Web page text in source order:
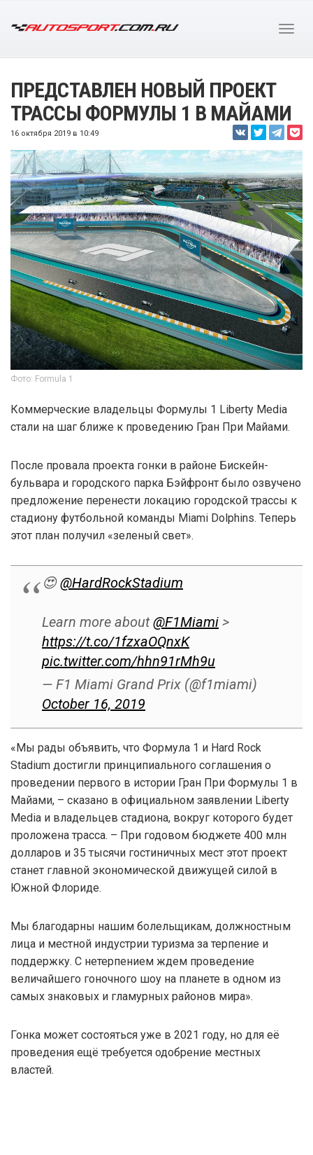
ПРЕДСТАВЛЕН НОВЫЙ ПРОЕКТ
ТРАССЫ ФОРМУЛЫ 1 В МАЙАМИ
16 октября 2019 в 10:49
Фото: Formula 1
Коммерческие владельцы Формулы 1 Liberty Media
стали на шаг ближе к проведению Гран При Майами.
После провала проекта гонки в районе Бискейн-
бульвара и городского парка Бэйфронт было озвучено
предложение перенести локацию городской трассы к
стадиону футбольной команды Miami Dolphins. Теперь
этот план получил «зеленый свет».
😍@HardRockStadium
Learn more about@F1Miami >
https://t.co/1fzxaOQnxK
pic.twitter.com/hhn91rMh9u
— F1 Miami Grand Prix (@f1miami)
October 16, 2019
«Мы рады объявить, что Формула 1 и Hard Rock
Stadium достигли принципиального соглашения о
проведении первого в истории Гран При Формулы 1 в
Майами, – сказано в официальном заявлении Liberty
Media и владельцев стадиона, вокруг которого будет
проложена трасса. – При годовом бюджете 400 млн
долларов и 35 тысячи гостиничных мест этот проект
станет главной экономической движущей силой в
Южной Флориде.
Мы благодарны нашим болельщикам, должностным
лица и местной индустрии туризма за терпение и
поддержку. С нетерпением ждем проведение
величайшего гоночного шоу на планете в одном из
самых знаковых и гламурных районов мира».
Гонка может состояться уже в 2021 году, но для её
проведения ещё требуется одобрение местных
властей.